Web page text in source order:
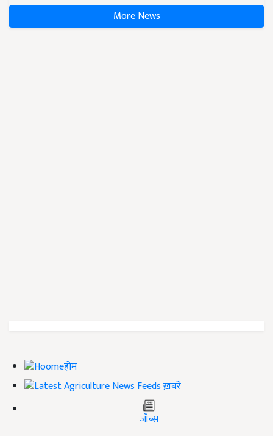
More News
होम
ख़बरें
जॉब्स